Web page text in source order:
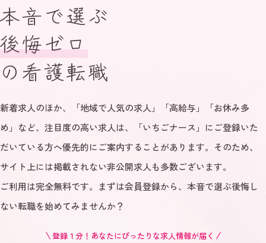
本音で選ぶ
後悔ゼロ
の看護転職
新着求人のほか、「地域で人気の求人」「高給与」「お休み多
め」など、注目度の高い求人は、「いちごナース」にご登録いた
だいている方へ優先的にご案内することがあります。そのため、
サイト上には掲載されない非公開求人も多数ございます。
ご利用は完全無料です。まずは会員登録から、本音で選ぶ後悔し
ない転職を始めてみませんか？
登録１分！あなたにぴったりな求人情報が届く